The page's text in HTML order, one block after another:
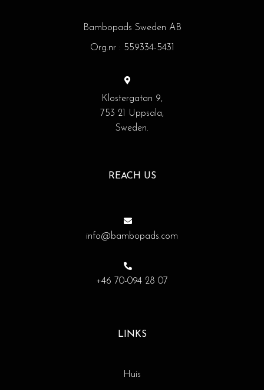
Bambopads Sweden AB
Org.nr : 559334-5431
Klostergatan 9,
753 21 Uppsala,
Sweden.
REACH US
info@bambopads.com
+46 70-094 28 07
LINKS
Huis